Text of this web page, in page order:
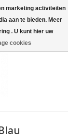
marketing activiteiten
aan te bieden. Meer
. U kunt hier uw
cookies